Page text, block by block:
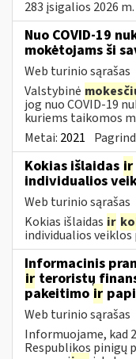
283 įsigalios 2026 m.
Nuo COVID-19
mokėtojams ši
Web turinio sąrašas
Valstybinė
jog nuo COVID-19
kuriems taikomos
Metai: 2021
Kokias išlaidas ir
individualios
Web turinio sąrašas
Kokias išlaidas ir
individualios veiklos
Informacinis
ir teroristų
pakeitimo ir
Web turinio sąrašas
Informuojame, kad
Respublikos pinigų